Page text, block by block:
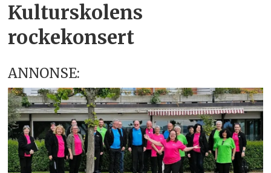
Kulturskolens
rockekonsert
ANNONSE: